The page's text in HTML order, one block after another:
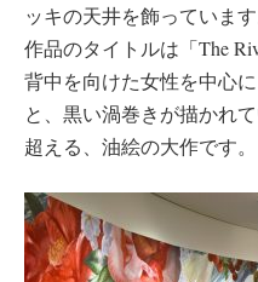
ッキの天井を飾っています
作品のタイトルは「The
背中を向けた女性を中心
と、黒い渦巻きが描かれ
超える、油絵の大作です。